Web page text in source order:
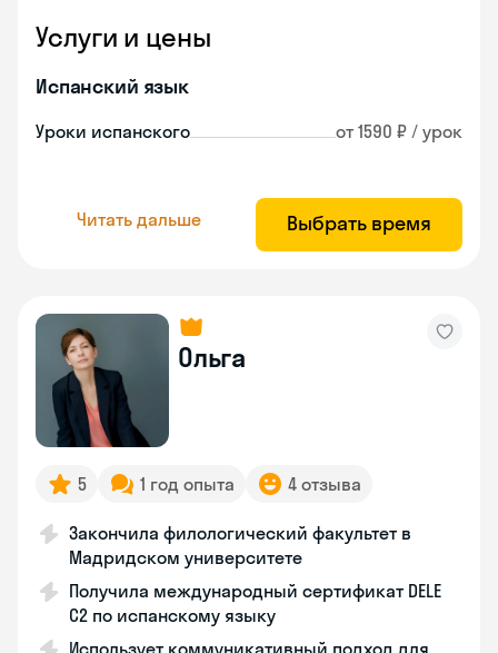
Услуги и цены
Испанский язык
Уроки испанского от 1590 ₽ / урок
Читать дальше Выбрать время
Ольга
5 1 год опыта 4 отзыва
Закончила филологический факультет в
Мадридском университете
Получила международный сертификат DELE
C2 по испанскому языку
Использует коммуникативный подход для